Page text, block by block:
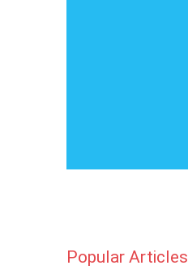
Popular Articles